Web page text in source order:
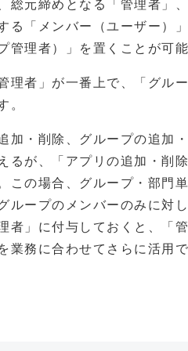
総元締めとなる「管理者」
る「メンバー（ユーザー）
管理者）」を置くことが可能
理者」が一番上で、「グル
。
加・削除、グループの追加
るが、「アプリの追加・削
この場合、グループ・部門
ループのメンバーのみに対
者」に付与しておくと、「
業務に合わせてさらに活用